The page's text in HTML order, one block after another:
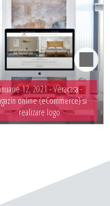
12, 2021 -Veracasa -
online (eCommerce) si
realizare logo